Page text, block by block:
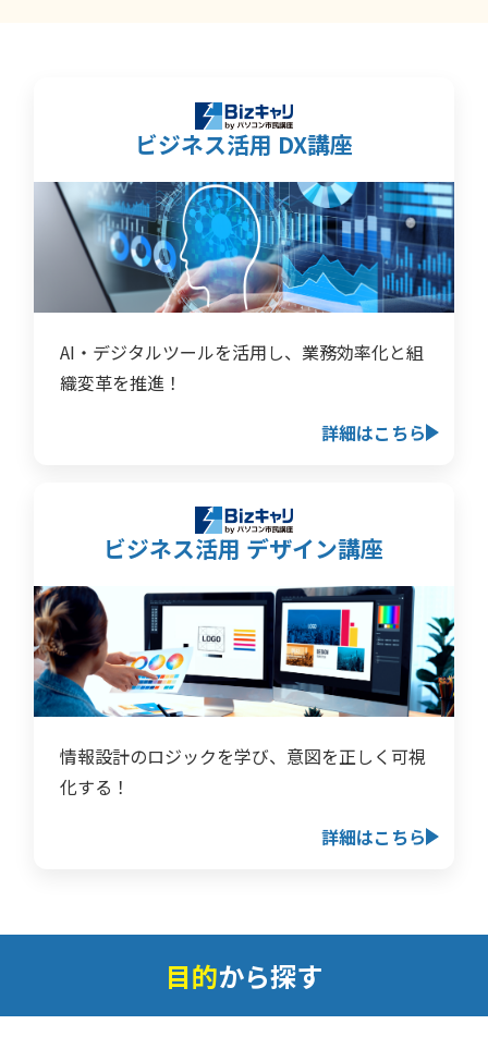
ビジネス活用 DX講座
AI・デジタルツールを活用し、業務効率化と組
織変革を推進！
詳細はこちら
ビジネス活用 デザイン講座
情報設計のロジックを学び、意図を正しく可視
化する！
詳細はこちら
目的から探す